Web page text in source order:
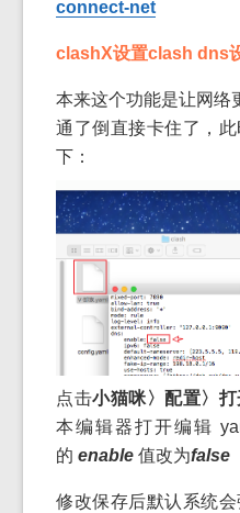
connect-net
clashX设置clash dns
本来这个功能是让网络
通了倒直接卡住了，
下：
点击小猫咪〉配置〉
本编辑器打开编辑
的 enable 值改为false
修改保存后默认系统